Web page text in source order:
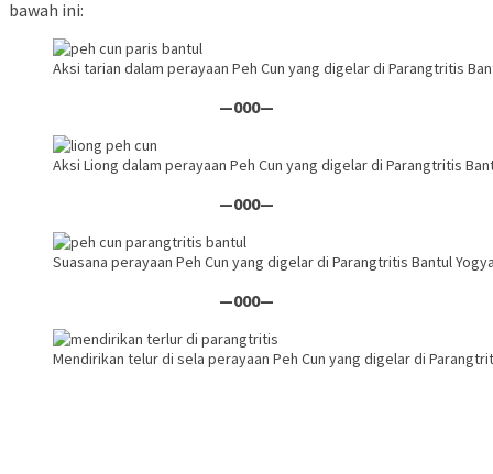
bawah ini:
Aksi tarian dalam perayaan Peh Cun yang digelar di Parangtritis
—000—
Aksi Liong dalam perayaan Peh Cun yang digelar di Parangtritis
—000—
Suasana perayaan Peh Cun yang digelar di Parangtritis Bantul
—000—
Mendirikan telur di sela perayaan Peh Cun yang digelar di